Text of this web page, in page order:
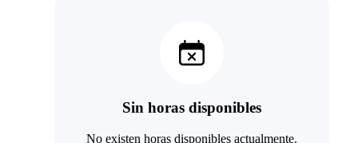
Sin horas disponibles
No existen horas disponibles actualmente.